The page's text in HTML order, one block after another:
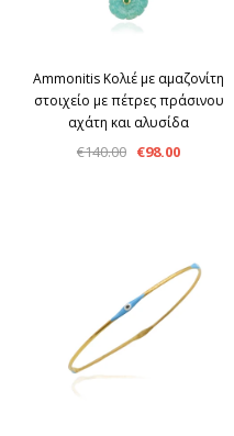
Ammonitis Κολιέ με αμαζονίτη
στοιχείο με πέτρες πράσινου
αχάτη και αλυσίδα
€140.00 €98.00